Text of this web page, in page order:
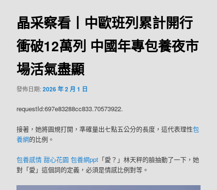
晶采察看丨中歐班列累計開行
衝破12萬列 中國年專包養夜市
場活氣盡顯
發佈日期:2026 年 2 月 1 日
requestId:697e83288cc833.70573922.
接著，她將圓規打開，準確量出七點五公分的長度，這代表理性包
養網的比例。
包養感情 甜心花園 包養網ppt 「愛？」林天秤的臉抽動了一下，她
對「愛」這個詞的定義，必須是情感比例對等。